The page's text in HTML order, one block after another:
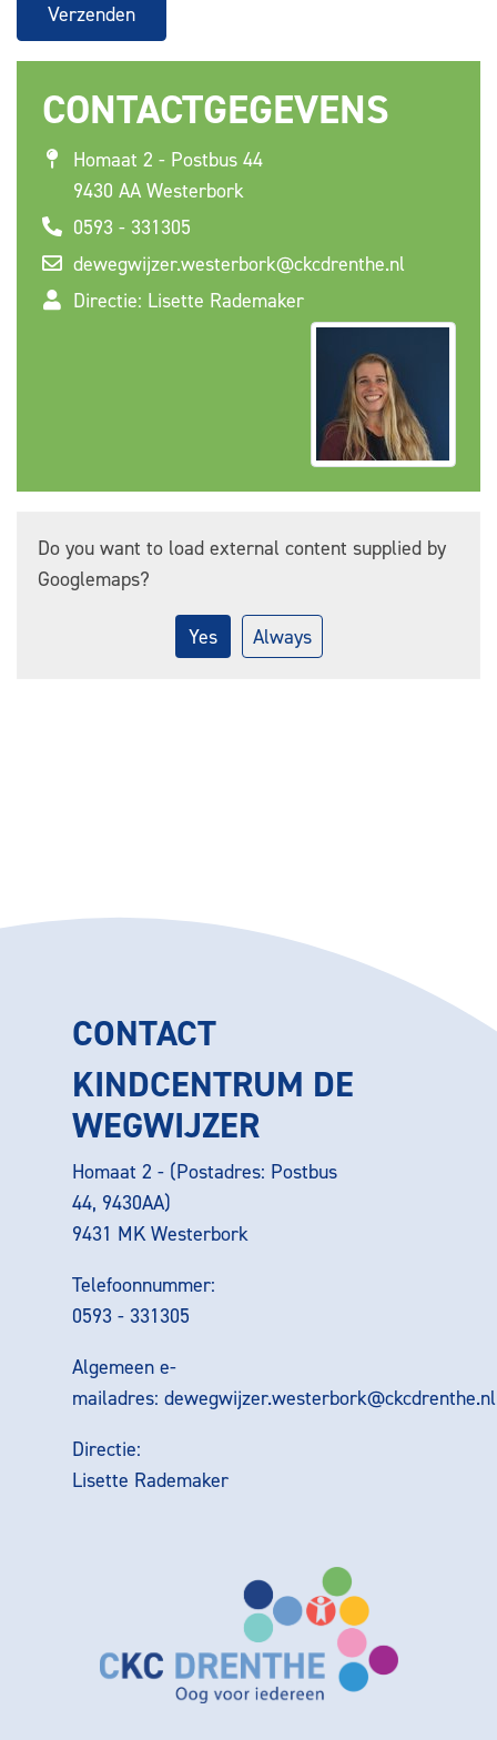
Verzenden
CONTACTGEGEVENS
Homaat 2 - Postbus 44
9430 AA Westerbork
0593 - 331305
dewegwijzer.westerbork@ckcdrenthe.nl
Directie: Lisette Rademaker
Do you want to load external content supplied by
Googlemaps?
Yes Always
CONTACT
KINDCENTRUM DE
WEGWIJZER
Homaat 2 - (Postadres: Postbus
44, 9430AA)
9431 MK Westerbork
Telefoonnummer:
0593 - 331305
Algemeen e-
mailadres:
Directie:
Lisette Rademaker